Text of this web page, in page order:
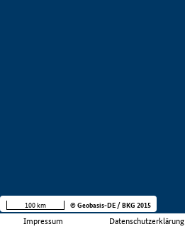
Impressum Datenschutzerklärung
100 km © Geobasis-DE / BKG 2015